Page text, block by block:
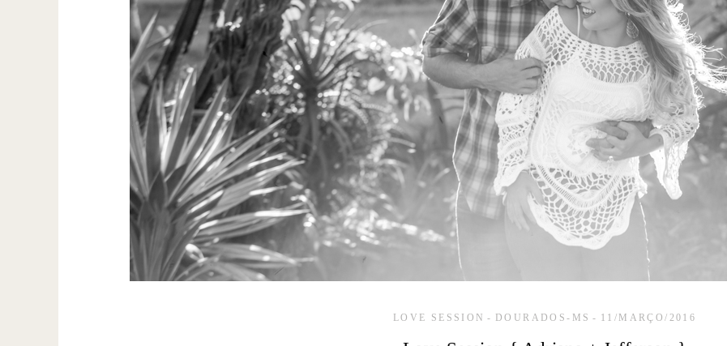
LOVE SESSION DOURADOS-MS 11/MARÇO/2016